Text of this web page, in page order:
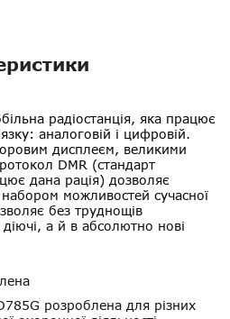
радіостанція, яка працює
аналоговій і цифровій.
дисплеєм, великими
DMR (стандарт
дана рація) дозволяє
можливостей сучасної
без труднощів
а й в абсолютно нові
розроблена для різних